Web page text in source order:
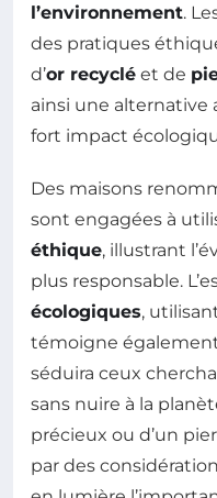
l’environnement.
des pratiques
d’or recyclé et de
ainsi une alternative
fort impact
Des maisons
sont engagées à
éthique, illustrant
plus responsable.
écologiques,
témoigne
séduira ceux
sans nuire à la
précieux ou d’un
par des